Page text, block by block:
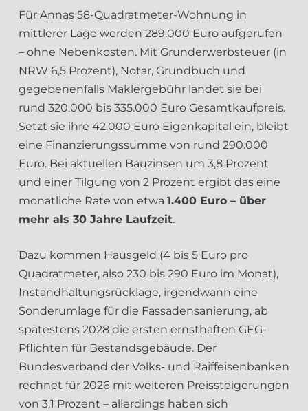
Für Annas 58-Quadratmeter-Wohnung in
mittlerer Lage werden 289.000 Euro aufgerufen
– ohne Nebenkosten. Mit Grunderwerbsteuer (in
NRW 6,5 Prozent), Notar, Grundbuch und
gegebenenfalls Maklergebühr landet sie bei
rund 320.000 bis 335.000 Euro Gesamtkaufpreis.
Setzt sie ihre 42.000 Euro Eigenkapital ein, bleibt
eine Finanzierungssumme von rund 290.000
Euro. Bei aktuellen Bauzinsen um 3,8 Prozent
und einer Tilgung von 2 Prozent ergibt das eine
monatliche Rate von etwa 1.400 Euro – über
mehr als 30 Jahre Laufzeit.
Dazu kommen Hausgeld (4 bis 5 Euro pro
Quadratmeter, also 230 bis 290 Euro im Monat),
Instandhaltungsrücklage, irgendwann eine
Sonderumlage für die Fassadensanierung, ab
spätestens 2028 die ersten ernsthaften GEG-
Pflichten für Bestandsgebäude. Der
Bundesverband der Volks- und Raiffeisenbanken
rechnet für 2026 mit weiteren Preissteigerungen
von 3,1 Prozent – allerdings haben sich